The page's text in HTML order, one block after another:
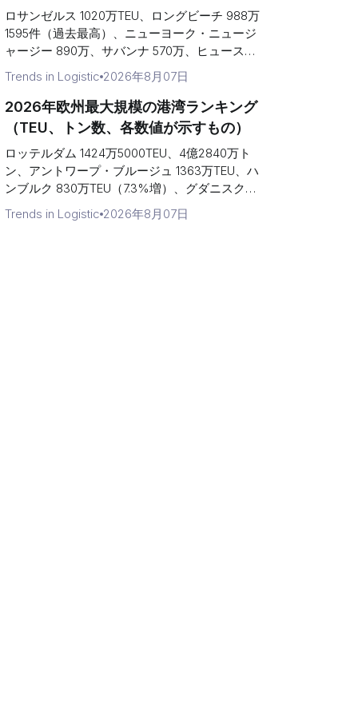
ロサンゼルス 1020万TEU、ロングビーチ 988万
1595件（過去最高）、ニューヨーク・ニュージ
ャージー 890万、サバンナ 570万、ヒュースト
ン 430万件（過去最高）。カナダとメキシコを
含む、2026年の北米主要港ランキング。
Trends in Logistic 2026年8月07日
2026年欧州最大規模の港湾ランキング
（TEU、トン数、各数値が示すもの）
ロッテルダム 1424万5000TEU、4億2840万ト
ン、アントワープ・ブルージュ 1363万TEU、ハ
ンブルク 830万TEU（7.3%増）、グダニスク
280万TEU（23%増）。2026年欧州主要港ラン
キング、積み替え貨物による順位...
Trends in Logistic 2026年8月07日